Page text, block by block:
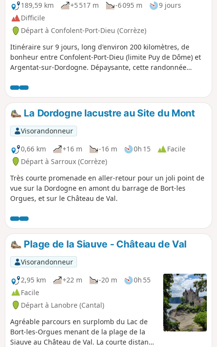
189,59 km
+5 517 m -6 095 m
9 jours
Difficile
Départ à Confolent-Port-Dieu (Corrèze)
Itinéraire sur 9 jours, long d'environ 200 kilomètres, de
bonheur entre Confolent-Port-Dieu (limite Puy de Dôme) et
Argentat-sur-Dordogne. Dépaysante, cette randonnée
cœur d’une nature sauvage et préservée où se succèdent
des points de vue à couper le souffle.
La Dordogne lacustre au Site du Mont
Visorandonneur
0,66 km
+16 m -16 m 0h 15
Facile
Départ à Sarroux (Corrèze)
Très courte promenade en aller-retour pour un joli point de
vue sur la Dordogne en amont du barrage de Bort-les
Orgues, et sur le Château de Val.
Plage de la Siauve - Château de Val
Visorandonneur
2,95 km
+22 m -20 m
0h 55
Facile
Départ à Lanobre (Cantal)
Agréable parcours en surplomb du Lac de
Bort-les-Orgues menant de la plage de la
Siauve au Château de Val. La courte distance